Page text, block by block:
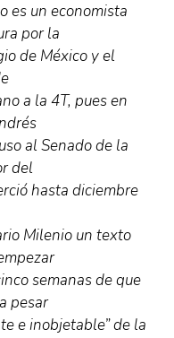
es un economista
por la
de México y el
a la 4T, pues en
al Senado de la
del
hasta diciembre
Milenio un texto
semanas de que
pesar
e inobjetable” de la